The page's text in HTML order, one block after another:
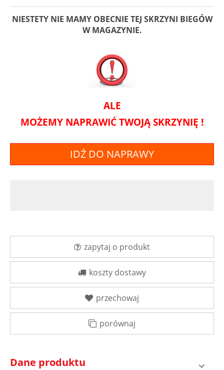
NIESTETY NIE MAMY OBECNIE TEJ SKRZYNI BIEGÓW
W MAGAZYNIE.
ALE
MOŻEMY NAPRAWIĆ TWOJĄ SKRZYNIĘ !
IDŹ DO NAPRAWY
zapytaj o produkt
koszty dostawy
przechowaj
porównaj
Dane produktu